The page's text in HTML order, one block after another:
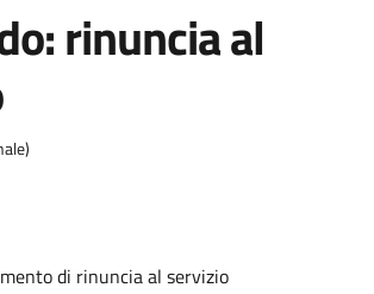
rinuncia al
di rinuncia al servizio